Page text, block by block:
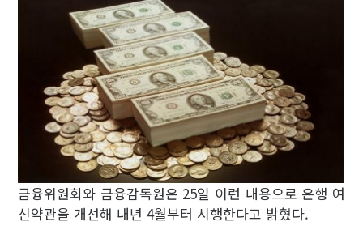
금융위원회와 금융감독원은 25일 이런 내용으로 은행 여
신약관을 개선해 내년 4월부터 시행한다고 밝혔다.